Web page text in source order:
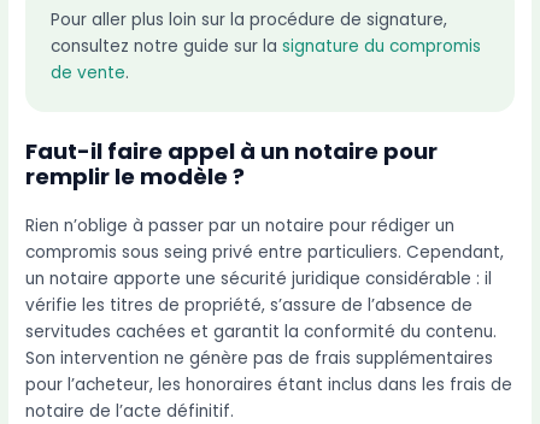
Pour aller plus loin sur la procédure de signature,
consultez notre guide sur la signature du compromis
de vente.
Faut-il faire appel à un notaire pour
remplir le modèle ?
Rien n’oblige à passer par un notaire pour rédiger un
compromis sous seing privé entre particuliers. Cependant,
un notaire apporte une sécurité juridique considérable : il
vérifie les titres de propriété, s’assure de l’absence de
servitudes cachées et garantit la conformité du contenu.
Son intervention ne génère pas de frais supplémentaires
pour l’acheteur, les honoraires étant inclus dans les frais de
notaire de l’acte définitif.